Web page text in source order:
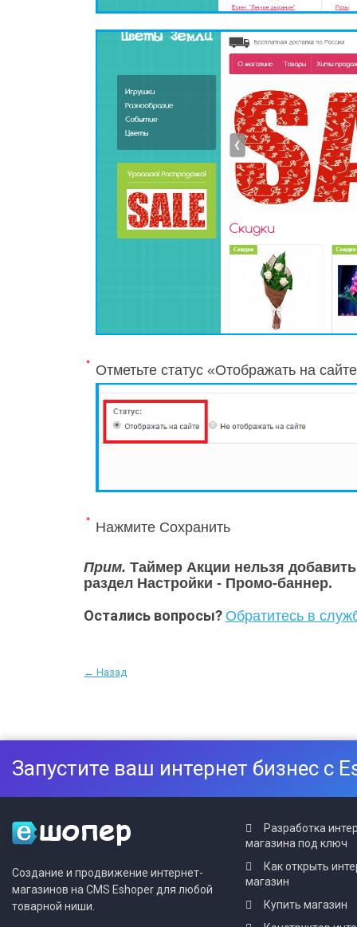
Отметьте статус «Отображать на
Нажмите Сохранить
Прим. Таймер Акции нельзя
раздел Настройки - Промо-баннер.
Остались вопросы? Обратитесь в
← Назад
Запустите ваш интернет бизнес с
Создание и продвижение интернет-
магазинов на CMS Eshoper для любой
товарной ниши.
Разработка
магазина под ключ
Как открыть
магазин
Купить магазин